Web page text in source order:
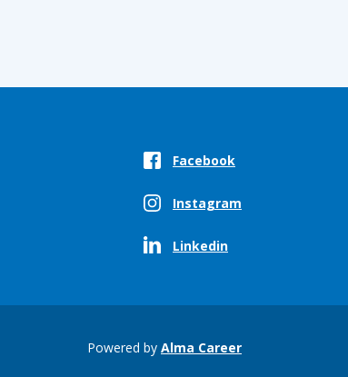
Facebook
Instagram
Linkedin
Powered by Alma Career